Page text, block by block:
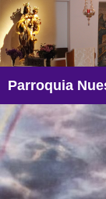
Saltar
al
contenido